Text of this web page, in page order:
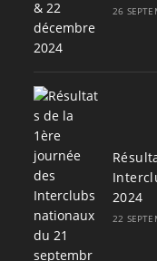
26
2024
22